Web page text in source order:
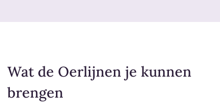
Wat de Oerlijnen je kunnen
brengen